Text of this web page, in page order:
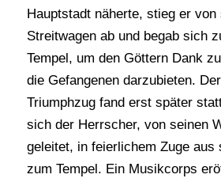
Hauptstadt näherte, stieg er von
Streitwagen ab und begab sich
Tempel, um den Göttern Dank
die Gefangenen darzubieten.
Triumphzug fand erst später
sich der Herrscher, von seinen
geleitet, in feierlichem Zuge aus
zum Tempel. Ein Musikcorps